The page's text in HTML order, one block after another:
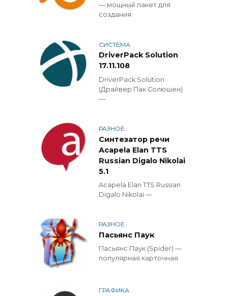
— мощный пакет для
создания
СИСТЕМА
DriverPack Solution
17.11.108
DriverPack Solution
(Драйвер Пак Солюшен)
—
РАЗНОЕ
Синтезатор речи
Acapela Elan TTS
Russian Digalo Nikolai
5.1
Acapela Elan TTS Russian
Digalo Nikolai —
РАЗНОЕ
Пасьянс Паук
Пасьянс Паук (Spider) —
популярная карточная
ГРАФИКА